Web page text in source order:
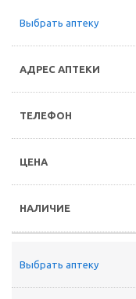
Выбрать аптеку
Выбрать аптеку